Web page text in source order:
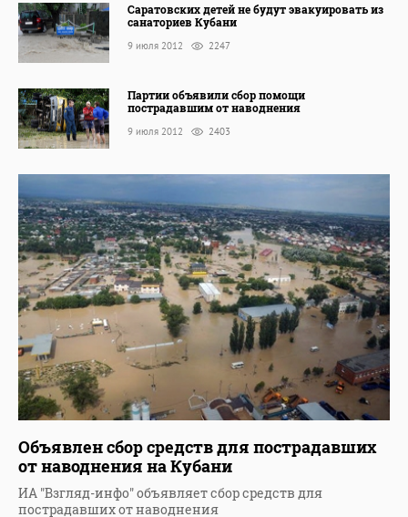
Саратовских детей не будут эвакуировать из
санаториев Кубани
9 июля 2012 2247
Партии объявили сбор помощи
пострадавшим от наводнения
9 июля 2012 2403
Объявлен сбор средств для пострадавших
от наводнения на Кубани
ИА "Взгляд-инфо" объявляет сбор средств для
пострадавших от наводнения